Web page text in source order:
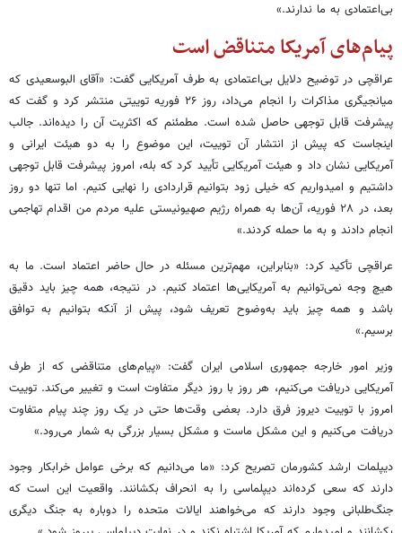
بی‌اعتمادی به ما ندارند.»
پیام‌های آمریکا متناقض است
عراقچی در توضیح دلایل بی‌اعتمادی به طرف آمریکایی گفت:‌ «آقای البوسعیدی که
میانجیگری مذاکرات را انجام می‌داد، روز ۲۶ فوریه توییتی منتشر کرد و گفت که
پیشرفت قابل توجهی حاصل شده است. مطمئنم که اکثریت آن را دیده‌اند. جالب
اینجاست که پیش از انتشار آن توییت، این موضوع را به دو هیئت ایرانی و
آمریکایی نشان داد و هیئت آمریکایی تأیید کرد که بله، امروز پیشرفت قابل توجهی
داشتیم و امیدواریم که خیلی زود بتوانیم قراردادی را نهایی کنیم. اما تنها دو روز
بعد، در ۲۸ فوریه، آن‌ها به همراه رژیم صهیونیستی علیه مردم من اقدام تهاجمی
انجام دادند و به ما حمله کردند.»
عراقچی تأکید کرد: «بنابراین، مهم‌ترین مسئله در حال حاضر اعتماد است. ما به
هیچ وجه نمی‌توانیم به آمریکایی‌ها اعتماد کنیم. در نتیجه، همه چیز باید دقیق
باشد و همه چیز باید به‌وضوح تعریف شود، پیش از آنکه بتوانیم به توافق
برسیم.»
وزیر امور خارجه جمهوری اسلامی ایران گفت: «پیام‌های متناقضی که از طرف
آمریکایی دریافت می‌کنیم، هر روز با روز دیگر متفاوت است و تغییر می‌کند. توییت
امروز با توییت دیروز فرق دارد. بعضی وقت‌ها حتی در یک روز چند پیام متفاوت
دریافت می‌کنیم و این مشکل ماست و مشکل بسیار بزرگی به شمار می‌رود.»
دیپلمات ارشد کشورمان تصریح کرد: «ما می‌دانیم که برخی عوامل خرابکار وجود
دارند که سعی کرده‌اند دیپلماسی را به انحراف بکشانند. واقعیت این است که
جنگ‌طلبانی وجود دارند که می‌خواهند ایالات متحده را دوباره به جنگ دیگری